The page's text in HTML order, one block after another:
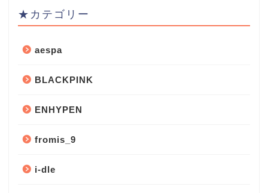
★カテゴリー
aespa
BLACKPINK
ENHYPEN
fromis_9
i-dle